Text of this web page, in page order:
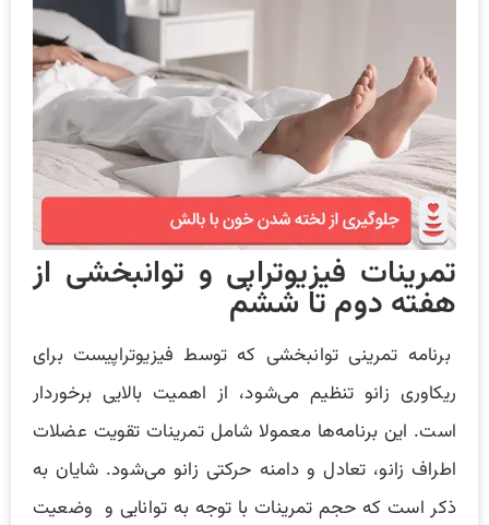
تمرینات فیزیوتراپی و توانبخشی از
هفته دوم تا ششم
برنامه‌ تمرینی توانبخشی که توسط فیزیوتراپیست برای
ریکاوری زانو تنظیم می‌شود، از اهمیت بالایی برخوردار
است. این برنامه‌ها معمولا شامل تمرینات تقویت عضلات
اطراف زانو، تعادل و دامنه حرکتی زانو می‌شود. شایان به
ذکر است که حجم تمرینات با توجه به توانایی و وضعیت